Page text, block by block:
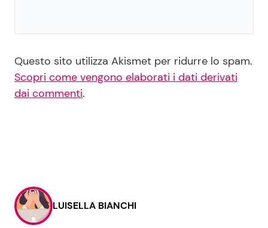
Questo sito utilizza Akismet per ridurre lo spam.
Scopri come vengono elaborati i dati derivati
dai commenti.
LUISELLA BIANCHI